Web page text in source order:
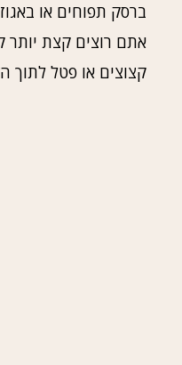
ברסק תפוחים או
אתם רוצים קצת יותר
קצוצים או פטל לתוך